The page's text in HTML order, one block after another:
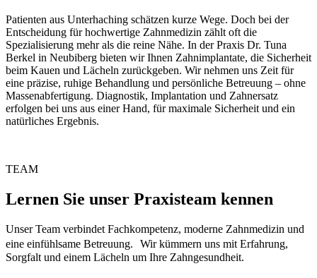
Patienten aus Unterhaching schätzen kurze Wege. Doch bei der
Entscheidung für hochwertige Zahnmedizin zählt oft die
Spezialisierung mehr als die reine Nähe. In der Praxis Dr. Tuna
Berkel in Neubiberg bieten wir Ihnen Zahnimplantate, die Sicherheit
beim Kauen und Lächeln zurückgeben. Wir nehmen uns Zeit für
eine präzise, ruhige Behandlung und persönliche Betreuung – ohne
Massenabfertigung. Diagnostik, Implantation und Zahnersatz
erfolgen bei uns aus einer Hand, für maximale Sicherheit und ein
natürliches Ergebnis.
TEAM
Lernen Sie unser Praxisteam kennen
Unser Team verbindet Fachkompetenz, moderne Zahnmedizin und
eine einfühlsame Betreuung. Wir kümmern uns mit Erfahrung,
Sorgfalt und einem Lächeln um Ihre Zahngesundheit.